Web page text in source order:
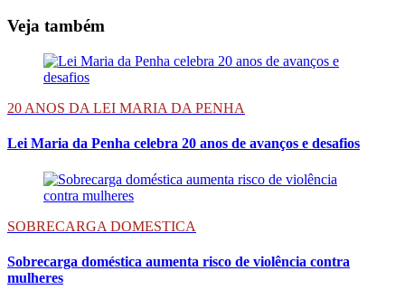
Veja também
20 ANOS DA LEI MARIA DA PENHA
Lei Maria da Penha celebra 20 anos de avanços e desafios
SOBRECARGA DOMESTICA
Sobrecarga doméstica aumenta risco de violência contra
mulheres